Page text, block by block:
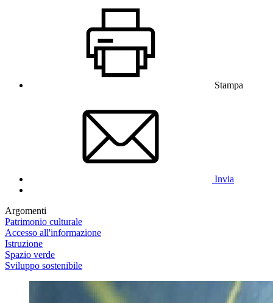
Stampa
Invia
Argomenti
Patrimonio culturale
Accesso all'informazione
Istruzione
Spazio verde
Sviluppo sostenibile